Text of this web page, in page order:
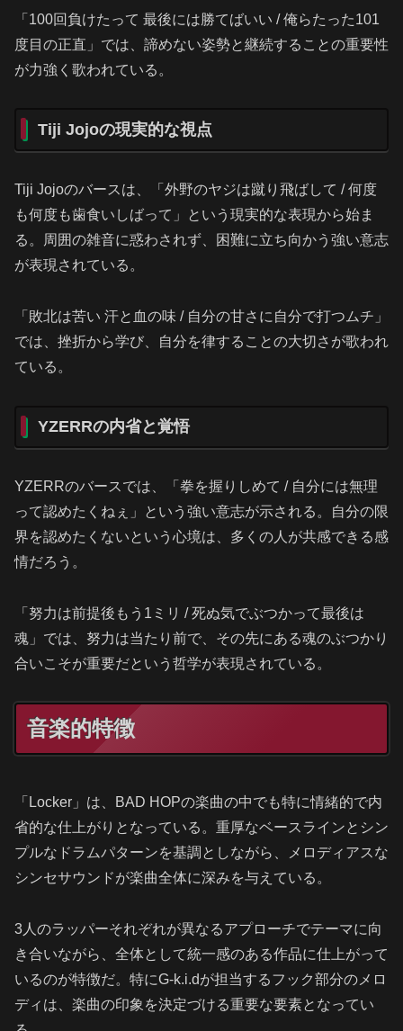
「100回負けたって 最後には勝てばいい / 俺らたった101
度目の正直」では、諦めない姿勢と継続することの重要性
が力強く歌われている。
Tiji Jojoの現実的な視点
Tiji Jojoのバースは、「外野のヤジは蹴り飛ばして / 何度
も何度も歯食いしばって」という現実的な表現から始ま
る。周囲の雑音に惑わされず、困難に立ち向かう強い意志
が表現されている。
「敗北は苦い 汗と血の味 / 自分の甘さに自分で打つムチ」
では、挫折から学び、自分を律することの大切さが歌われ
ている。
YZERRの内省と覚悟
YZERRのバースでは、「拳を握りしめて / 自分には無理
って認めたくねぇ」という強い意志が示される。自分の限
界を認めたくないという心境は、多くの人が共感できる感
情だろう。
「努力は前提後もう1ミリ / 死ぬ気でぶつかって最後は
魂」では、努力は当たり前で、その先にある魂のぶつかり
合いこそが重要だという哲学が表現されている。
音楽的特徴
「Locker」は、BAD HOPの楽曲の中でも特に情緒的で内
省的な仕上がりとなっている。重厚なベースラインとシン
プルなドラムパターンを基調としながら、メロディアスな
シンセサウンドが楽曲全体に深みを与えている。
3人のラッパーそれぞれが異なるアプローチでテーマに向
き合いながら、全体として統一感のある作品に仕上がって
いるのが特徴だ。特にG-k.i.dが担当するフック部分のメロ
ディは、楽曲の印象を決定づける重要な要素となってい